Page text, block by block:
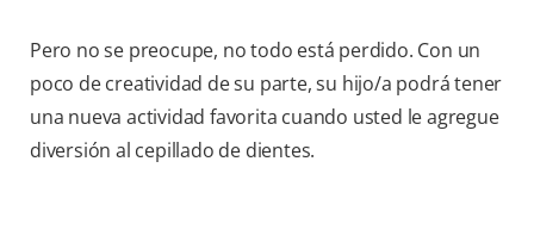
Pero no se preocupe, no todo está perdido. Con un
poco de creatividad de su parte, su hijo/a podrá tener
una nueva actividad favorita cuando usted le agregue
diversión al cepillado de dientes.